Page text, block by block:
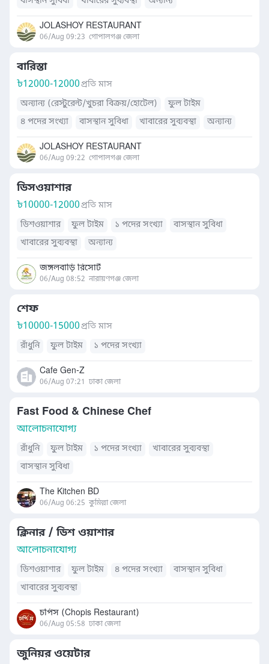
JOLASHOY RESTAURANT
06/Aug 09:23 গোপালগঞ্জ জেলা
বারিস্তা
৳12000-12000প্রতি মাস
অন্যান্য (রেস্টুরেন্ট/খুচরা বিক্রয়/হোটেল)
ফুল টাইম
৪ পদের সংখ্যা
বাসস্থান সুবিধা খাবারের সুব্যবস্থা অন্যান্য
JOLASHOY RESTAURANT
06/Aug 09:22 গোপালগঞ্জ জেলা
ডিসওয়াশার
৳10000-12000প্রতি মাস
ডিশওয়াশার
ফুল টাইম ১ পদের সংখ্যা
বাসস্থান সুবিধা
খাবারের সুব্যবস্থা
অন্যান্য
জঙ্গলবাড়ি রিসোর্ট
06/Aug 08:52 নারায়ণগঞ্জ জেলা
শেফ
৳10000-15000প্রতি মাস
রাঁধুনি
ফুল টাইম ১ পদের সংখ্যা
Cafe Gen-Z
06/Aug 07:21 ঢাকা জেলা
Fast Food & Chinese Chef
আলোচনাযোগ্য
রাঁধুনি ফুল টাইম ১ পদের সংখ্যা
খাবারের সুব্যবস্থা
বাসস্থান সুবিধা
The Kitchen BD
06/Aug 06:25 কুমিল্লা জেলা
ক্লিনার / ডিশ ওয়াশার
আলোচনাযোগ্য
ডিশওয়াশার ফুল টাইম ৪ পদের সংখ্যা
বাসস্থান সুবিধা
খাবারের সুব্যবস্থা
চপিস (Chopis Restaurant)
06/Aug 05:58 ঢাকা জেলা
জুনিয়র ওয়েটার